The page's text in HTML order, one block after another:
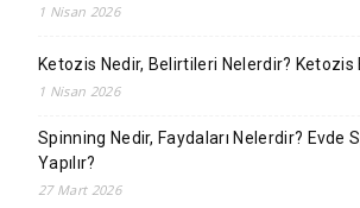
1 Nisan 2026
Ketozis Nedir, Belirtileri Nelerdir?
1 Nisan 2026
Spinning Nedir, Faydaları Nelerdir? Evde
Yapılır?
27 Mart 2026